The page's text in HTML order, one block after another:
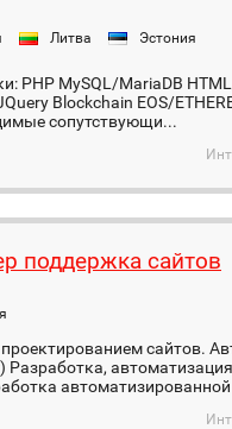
Литва Эстония
PHP MySQL/MariaDB
Blockchain EOS/
сопутствующи...
поддержка сайтов
сайтов.
Разработка,